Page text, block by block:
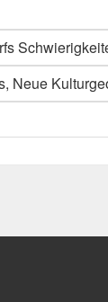
Neue